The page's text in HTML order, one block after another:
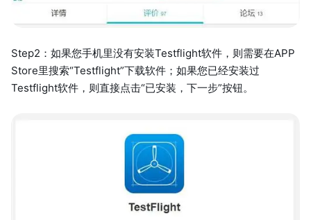
Step2：如果您手机里没有安装Testflight软件，则需要在APP
Store里搜索“Testflight”下载软件；如果您已经安装过
Testflight软件，则直接点击“已安装，下一步”按钮。